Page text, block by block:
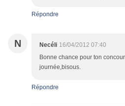
Répondre
N Necéli 16/04/2012 07:40
Bonne chance pour ton
journée,bisous.
Répondre